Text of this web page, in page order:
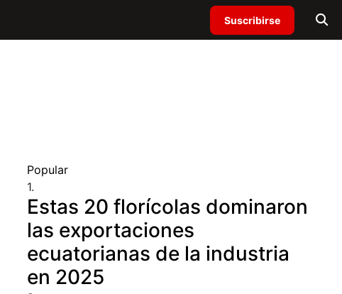
Suscribirse
Popular
1.
Estas 20 florícolas dominaron
las exportaciones
ecuatorianas de la industria
en 2025